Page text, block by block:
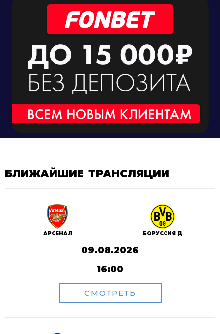
БЛИЖАЙШИЕ ТРАНСЛЯЦИИ
АРСЕНАЛ БОРУССИЯ Д
09.08.2026
16:00
СМОТРЕТЬ